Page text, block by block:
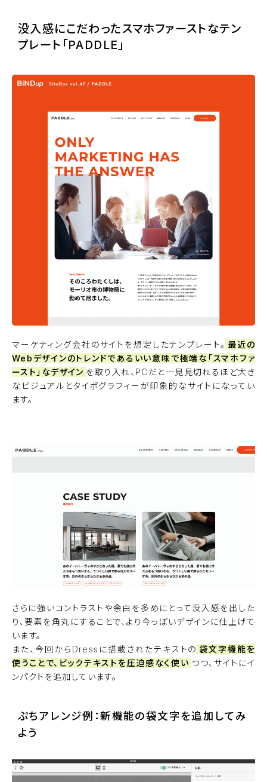
没入感にこだわったスマホファーストなテン
プレート「PADDLE」
マーケティング会社のサイトを想定したテンプレート。 最近の
Webデザインのトレンドであるいい意味で極端な「スマホファ
ースト」なデザイン を取り入れ、PCだと一見見切れるほど大き
なビジュアルとタイポグラフィーが印象的なサイトになってい
ます。
さらに強いコントラストや余白を多めにとって没入感を出した
り、要素を角丸にすることで、より今っぽいデザインに仕上げて
います。
また、今回からDressに搭載されたテキストの 袋文字機能を
使うことで、ビックテキストを圧迫感なく使い つつ、サイトにイ
ンパクトを追加しています。
ぷちアレンジ例：新機能の袋文字を追加してみ
よう